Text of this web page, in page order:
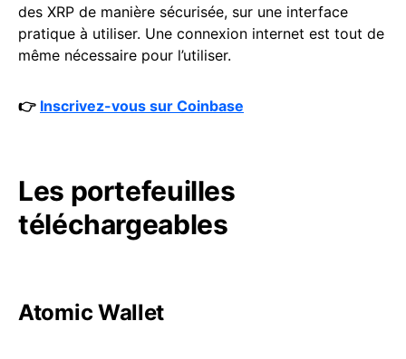
des XRP de manière sécurisée, sur une interface
pratique à utiliser. Une connexion internet est tout de
même nécessaire pour l’utiliser.
👉 Inscrivez-vous sur Coinbase
Les portefeuilles
téléchargeables
Atomic Wallet